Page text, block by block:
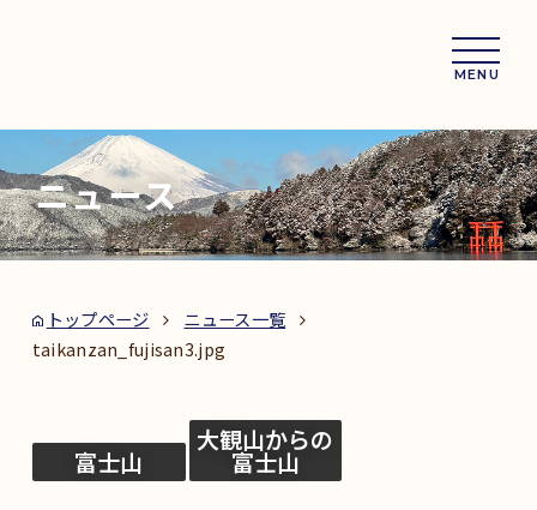
MENU
ニュース
トップページ
ニュース一覧
taikanzan_fujisan3.jpg
富士山
大観山からの
富士山